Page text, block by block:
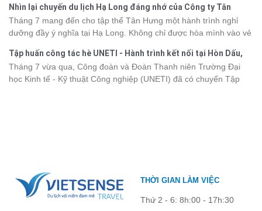
trình phù hợp với nhu cầu cũng như ngân sách.
phá vùng đất này, việc cập nhật trước giá vé sẽ giúp bạn chủ
động hơn trong lịch trình và chi phí. Cùng Vietsense Travel tham
khảo bảng giá vé tham quan các điểm du lịch Điện Biênmới nhất
năm 2026 ngay dưới đây.
Nhìn lại chuyến du lịch Hạ Long đáng nhớ của Công ty Tân
Hưng 2026
Tháng 7 mang đến cho tập thể Tân Hưng một hành trình nghỉ
dưỡng đầy ý nghĩa tại Hạ Long. Không chỉ được hòa mình vào vẻ
kết, sẻ chia và lưu giữ nhiều khoảnh khắc đáng nhớ. Hãy cùng
nhìn lại chuyến đi ngập tràn niềm vui và những trải nghiệm khó
quên.
Tập huấn công tác hè UNETI - Hành trình kết nối tại Hòn Dấu,
Đồ Sơn
Tháng 7 vừa qua, Công đoàn và Đoàn Thanh niên Trường Đại
học Kinh tế - Kỹ thuật Công nghiệp (UNETI) đã có chuyến Tập
THỜI GIAN LÀM VIỆC
Thứ 2 - 6: 8h:00 - 17h:30